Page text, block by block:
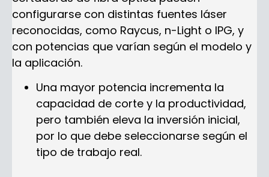
configurarse con distintas fuentes láser
reconocidas, como Raycus, n-Light o IPG, y
con potencias que varían según el modelo y
la aplicación.
Una mayor potencia incrementa la
capacidad de corte y la productividad,
pero también eleva la inversión inicial,
por lo que debe seleccionarse según el
tipo de trabajo real.